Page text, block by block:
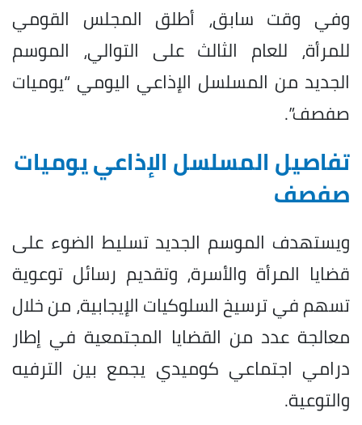
وفي وقت سابق، أطلق المجلس القومي
للمرأة، للعام الثالث على التوالي، الموسم
الجديد من المسلسل الإذاعي اليومي “يوميات
صفصف”.
تفاصيل المسلسل الإذاعي يوميات
صفصف
ويستهدف الموسم الجديد تسليط الضوء على
قضايا المرأة والأسرة، وتقديم رسائل توعوية
تسهم في ترسيخ السلوكيات الإيجابية، من خلال
معالجة عدد من القضايا المجتمعية في إطار
درامي اجتماعي كوميدي يجمع بين الترفيه
والتوعية.